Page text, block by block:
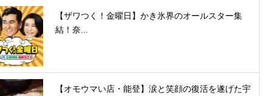
【ザワつく！金曜日】かき氷界のオールスター集
結！奈...
【オモウマい店・能登】涙と笑顔の復活を遂げた宇